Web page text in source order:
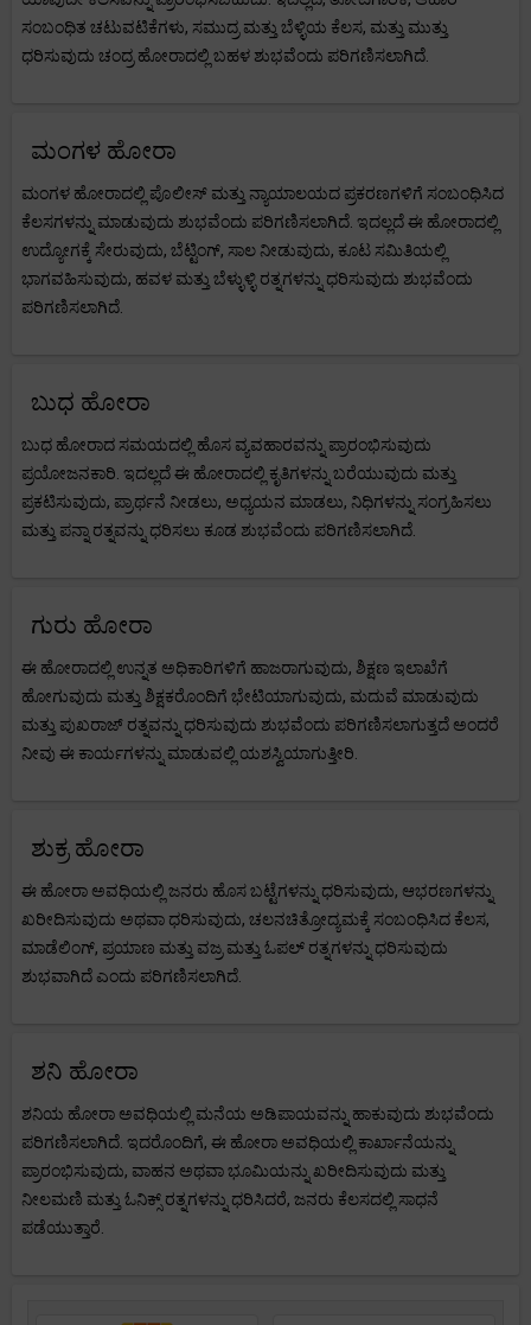
ಸಂಬಂಧಿತ ಚಟುವಟಿಕೆಗಳು, ಸಮುದ್ರ ಮತ್ತು ಬೆಳ್ಳಿಯ ಕೆಲಸ, ಮತ್ತು ಮುತ್ತು
ಧರಿಸುವುದು ಚಂದ್ರ ಹೋರಾದಲ್ಲಿ ಬಹಳ ಶುಭವೆಂದು ಪರಿಗಣಿಸಲಾಗಿದೆ.
ಮಂಗಳ ಹೋರಾ
ಮಂಗಳ ಹೋರಾದಲ್ಲಿ ಪೊಲೀಸ್ ಮತ್ತು ನ್ಯಾಯಾಲಯದ ಪ್ರಕರಣಗಳಿಗೆ ಸಂಬಂಧಿಸಿದ
ಕೆಲಸಗಳನ್ನು ಮಾಡುವುದು ಶುಭವೆಂದು ಪರಿಗಣಿಸಲಾಗಿದೆ. ಇದಲ್ಲದೆ ಈ ಹೋರಾದಲ್ಲಿ
ಉದ್ಯೋಗಕ್ಕೆ ಸೇರುವುದು, ಬೆಟ್ಟಿಂಗ್, ಸಾಲ ನೀಡುವುದು, ಕೂಟ ಸಮಿತಿಯಲ್ಲಿ
ಭಾಗವಹಿಸುವುದು, ಹವಳ ಮತ್ತು ಬೆಳ್ಳುಳ್ಳಿ ರತ್ನಗಳನ್ನು ಧರಿಸುವುದು ಶುಭವೆಂದು
ಪರಿಗಣಿಸಲಾಗಿದೆ.
ಬುಧ ಹೋರಾ
ಬುಧ ಹೋರಾದ ಸಮಯದಲ್ಲಿ ಹೊಸ ವ್ಯವಹಾರವನ್ನು ಪ್ರಾರಂಭಿಸುವುದು
ಪ್ರಯೋಜನಕಾರಿ. ಇದಲ್ಲದೆ ಈ ಹೋರಾದಲ್ಲಿ ಕೃತಿಗಳನ್ನು ಬರೆಯುವುದು ಮತ್ತು
ಪ್ರಕಟಿಸುವುದು, ಪ್ರಾರ್ಥನೆ ನೀಡಲು, ಅಧ್ಯಯನ ಮಾಡಲು, ನಿಧಿಗಳನ್ನು ಸಂಗ್ರಹಿಸಲು
ಮತ್ತು ಪನ್ನಾ ರತ್ನವನ್ನು ಧರಿಸಲು ಕೂಡ ಶುಭವೆಂದು ಪರಿಗಣಿಸಲಾಗಿದೆ.
ಗುರು ಹೋರಾ
ಈ ಹೋರಾದಲ್ಲಿ ಉನ್ನತ ಅಧಿಕಾರಿಗಳಿಗೆ ಹಾಜರಾಗುವುದು, ಶಿಕ್ಷಣ ಇಲಾಖೆಗೆ
ಹೋಗುವುದು ಮತ್ತು ಶಿಕ್ಷಕರೊಂದಿಗೆ ಭೇಟಿಯಾಗುವುದು, ಮದುವೆ ಮಾಡುವುದು
ಮತ್ತು ಪುಖರಾಜ್ ರತ್ನವನ್ನು ಧರಿಸುವುದು ಶುಭವೆಂದು ಪರಿಗಣಿಸಲಾಗುತ್ತದೆ ಅಂದರೆ
ನೀವು ಈ ಕಾರ್ಯಗಳನ್ನು ಮಾಡುವಲ್ಲಿ ಯಶಸ್ವಿಯಾಗುತ್ತೀರಿ.
ಶುಕ್ರ ಹೋರಾ
ಈ ಹೋರಾ ಅವಧಿಯಲ್ಲಿ ಜನರು ಹೊಸ ಬಟ್ಟೆಗಳನ್ನು ಧರಿಸುವುದು, ಆಭರಣಗಳನ್ನು
ಖರೀದಿಸುವುದು ಅಥವಾ ಧರಿಸುವುದು, ಚಲನಚಿತ್ರೋದ್ಯಮಕ್ಕೆ ಸಂಬಂಧಿಸಿದ ಕೆಲಸ,
ಮಾಡೆಲಿಂಗ್, ಪ್ರಯಾಣ ಮತ್ತು ವಜ್ರ ಮತ್ತು ಓಪಲ್ ರತ್ನಗಳನ್ನು ಧರಿಸುವುದು
ಶುಭವಾಗಿದೆ ಎಂದು ಪರಿಗಣಿಸಲಾಗಿದೆ.
ಶನಿ ಹೋರಾ
ಶನಿಯ ಹೋರಾ ಅವಧಿಯಲ್ಲಿ ಮನೆಯ ಅಡಿಪಾಯವನ್ನು ಹಾಕುವುದು ಶುಭವೆಂದು
ಪರಿಗಣಿಸಲಾಗಿದೆ. ಇದರೊಂದಿಗೆ, ಈ ಹೋರಾ ಅವಧಿಯಲ್ಲಿ ಕಾರ್ಖಾನೆಯನ್ನು
ಪ್ರಾರಂಭಿಸುವುದು, ವಾಹನ ಅಥವಾ ಭೂಮಿಯನ್ನು ಖರೀದಿಸುವುದು ಮತ್ತು
ನೀಲಮಣಿ ಮತ್ತು ಓನಿಕ್ಸ್ ರತ್ನಗಳನ್ನು ಧರಿಸಿದರೆ, ಜನರು ಕೆಲಸದಲ್ಲಿ ಸಾಧನೆ
ಪಡೆಯುತ್ತಾರೆ.